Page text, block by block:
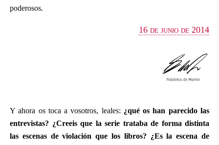
poderosos.
16 de junio de 2014
Y ahora os toca a vosotros, leales: ¿qué os han parecido las
entrevistas? ¿Creeis que la serie trataba de forma distinta
las escenas de violación que los libros? ¿Es la escena de